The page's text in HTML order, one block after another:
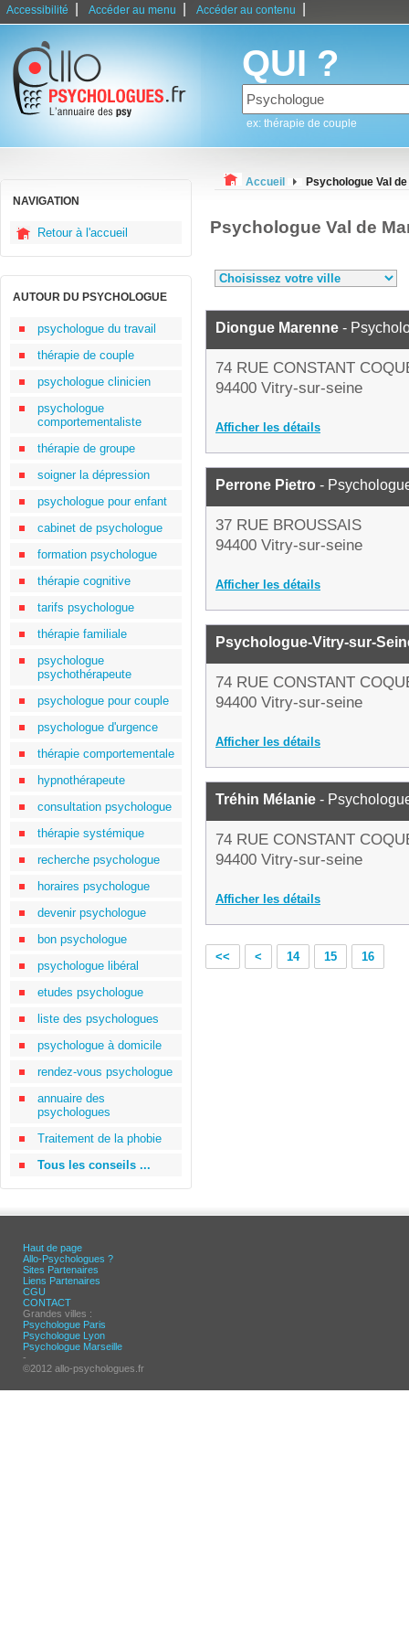
Accessibilité Accéder au menu Accéder au contenu
QUI ?
ex: thérapie de couple
NAVIGATION
Retour à l'accueil
AUTOUR DU PSYCHOLOGUE
psychologue du travail
thérapie de couple
psychologue clinicien
psychologue
comportementaliste
thérapie de groupe
soigner la dépression
psychologue pour enfant
cabinet de psychologue
formation psychologue
thérapie cognitive
tarifs psychologue
thérapie familiale
psychologue
psychothérapeute
psychologue pour couple
psychologue d'urgence
thérapie comportementale
hypnothérapeute
consultation psychologue
thérapie systémique
recherche psychologue
horaires psychologue
devenir psychologue
bon psychologue
psychologue libéral
etudes psychologue
liste des psychologues
psychologue à domicile
rendez-vous psychologue
annuaire des
psychologues
Traitement de la phobie
Tous les conseils ...
Accueil Psychologue Val
Psychologue Val de
Diongue Marenne -
74 RUE CONSTANT
94400 Vitry-sur-seine
Afficher les détails
Perrone Pietro -
37 RUE BROUSSAIS
94400 Vitry-sur-seine
Afficher les détails
Psychologue-Vitry-sur-
74 RUE CONSTANT
94400 Vitry-sur-seine
Afficher les détails
Tréhin Mélanie -
74 RUE CONSTANT
94400 Vitry-sur-seine
Afficher les détails
<< < 14 15 16
Haut de page
Allo-Psychologues ?
Sites Partenaires
Liens Partenaires
CGU
CONTACT
Grandes villes :
Psychologue Paris
Psychologue Lyon
Psychologue Marseille
-
©2012 allo-psychologues.fr